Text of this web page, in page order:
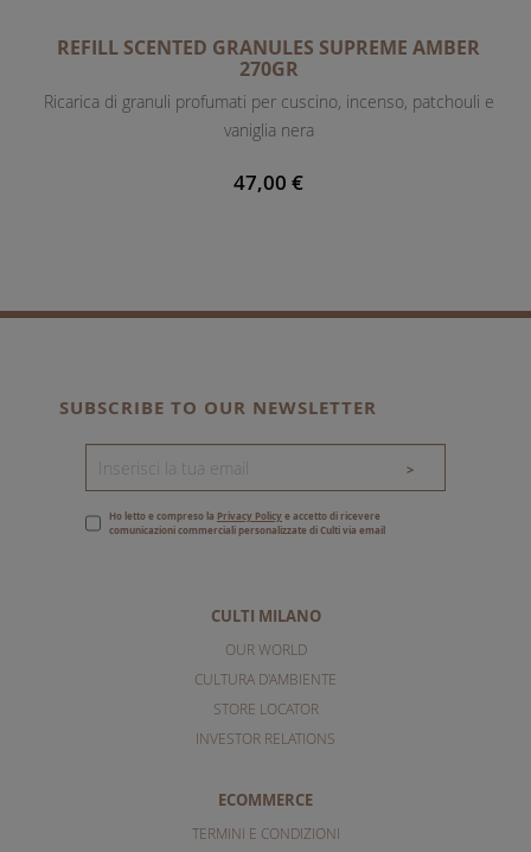
REFILL SCENTED GRANULES SUPREME AMBER
270GR
Ricarica di granuli profumati per cuscino, incenso, patchouli e
vaniglia nera
47,00 €
CULTI MILANO
OUR WORLD
CULTURA D'AMBIENTE
STORE LOCATOR
INVESTOR RELATIONS
ECOMMERCE
TERMINI E CONDIZIONI
SUBSCRIBE TO OUR NEWSLETTER
>
Ho letto e compreso la Privacy Policye accetto di ricevere
comunicazioni commerciali personalizzate di Culti via email